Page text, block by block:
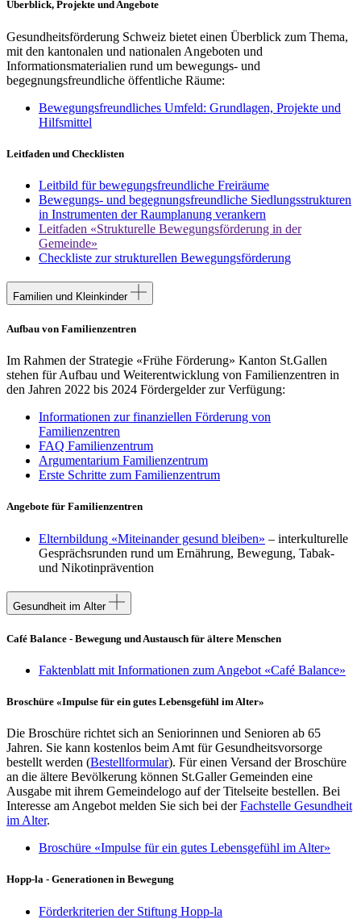
Überblick, Projekte und Angebote
Gesundheitsförderung Schweiz bietet einen Überblick zum Thema,
mit den kantonalen und nationalen Angeboten und
Informationsmaterialien rund um bewegungs- und
begegnungsfreundliche öffentliche Räume:
Bewegungsfreundliches Umfeld: Grundlagen, Projekte und
Hilfsmittel
Leitfaden und Checklisten
Leitbild für bewegungsfreundliche Freiräume
Bewegungs- und begegnungsfreundliche Siedlungsstrukturen
in Instrumenten der Raumplanung verankern
Leitfaden «Strukturelle Bewegungsförderung in der
Gemeinde»
Checkliste zur strukturellen Bewegungsförderung
Familien und Kleinkinder
Aufbau von Familienzentren
Im Rahmen der Strategie «Frühe Förderung» Kanton St.Gallen
stehen für Aufbau und Weiterentwicklung von Familienzentren in
den Jahren 2022 bis 2024 Fördergelder zur Verfügung:
Informationen zur finanziellen Förderung von
Familienzentren
FAQ Familienzentrum
Argumentarium Familienzentrum
Erste Schritte zum Familienzentrum
Angebote für Familienzentren
Elternbildung «Miteinander gesund bleiben» – interkulturelle
Gesprächsrunden rund um Ernährung, Bewegung, Tabak-
und Nikotinprävention
Gesundheit im Alter
Café Balance - Bewegung und Austausch für ältere Menschen
Faktenblatt mit Informationen zum Angebot «Café Balance»
Broschüre «Impulse für ein gutes Lebensgefühl im Alter»
Die Broschüre richtet sich an Seniorinnen und Senioren ab 65
Jahren. Sie kann kostenlos beim Amt für Gesundheitsvorsorge
bestellt werden (Bestellformular). Für einen Versand der Broschüre
an die ältere Bevölkerung können St.Galler Gemeinden eine
Ausgabe mit ihrem Gemeindelogo auf der Titelseite bestellen. Bei
Interesse am Angebot melden Sie sich bei derFachstelle Gesundheit
im Alter.
Broschüre «Impulse für ein gutes Lebensgefühl im Alter»
Hopp-la - Generationen in Bewegung
Förderkriterien der Stiftung Hopp-la